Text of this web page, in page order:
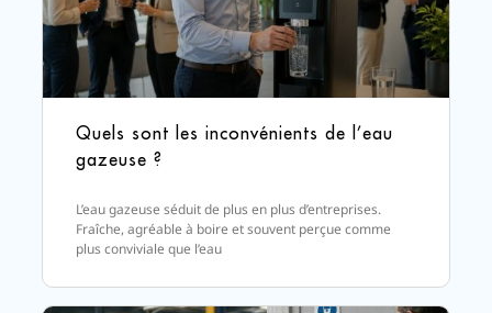
Quels sont les inconvénients de l’eau
gazeuse ?
L’eau gazeuse séduit de plus en plus d’entreprises.
Fraîche, agréable à boire et souvent perçue comme
plus conviviale que l’eau